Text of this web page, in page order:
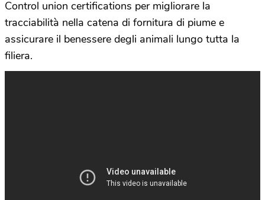
Control union certifications per migliorare la
tracciabilità nella catena di fornitura di piume e
assicurare il benessere degli animali lungo tutta la
filiera.